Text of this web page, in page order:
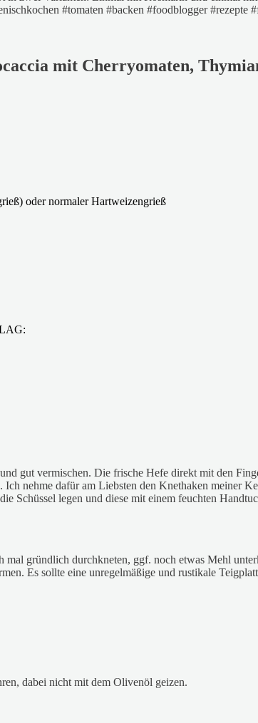
mit Cherryomaten,
oder normaler Hartweizengrieß
gut vermischen. Die frische Hefe direkt mit den
nehme dafür am Liebsten den Knethaken meiner
Schüssel legen und diese mit einem feuchten
gründlich durchkneten, ggf. noch etwas Mehl
Es sollte eine unregelmäßige und rustikale
dabei nicht mit dem Olivenöl geizen.